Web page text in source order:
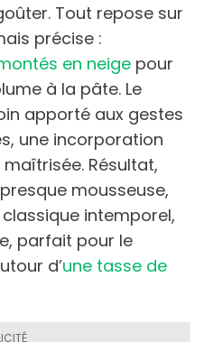
Tout repose sur
précise :
en neige pour
à la pâte. Le
apporté aux gestes
une incorporation
Résultat,
mousseuse,
intemporel,
parfait pour le
d’une tasse de